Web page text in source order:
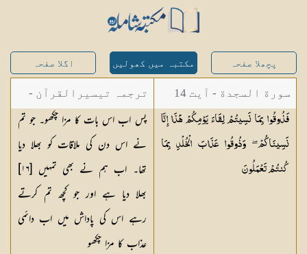
پچھلا صفحہ مکتبہ میں کھولیں اگلا صفحہ
سورة السجدة - آیت 14
فَذُوقُوا بِمَا نَسِيتُمْ لِقَاءَ يَوْمِكُمْ هَٰذَا إِنَّا
نَسِينَاكُمْ ۖ وَذُوقُوا عَذَابَ الْخُلْدِ بِمَا
كُنتُمْتَعْمَلُونَ
ترجمہ تیسیرالقرآن -
مولانا عبد الرحمن
کیلانی
پس اب اس بات کا مزا چکھو۔ جو تم
نے اس دن کی ملاقات کو بھلا دیا
تھا۔ اب ہم نے بھی تمہیں [١٦]
بھلا دیا ہے اور جو کچھ تم کرتے
رہے اس کی پاداش میں اب دائمی
عذاب کا مزا چکھو